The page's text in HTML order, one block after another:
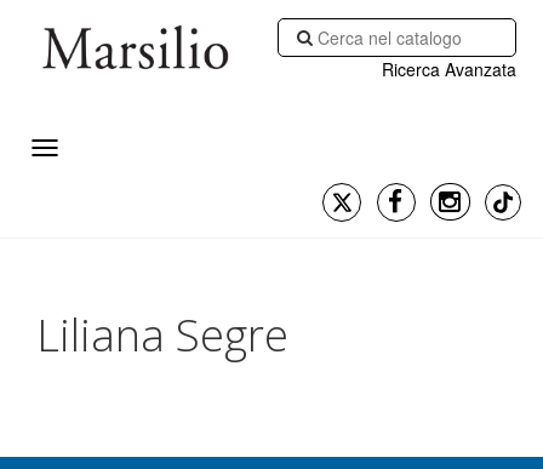
Ricerca Avanzata
Liliana Segre